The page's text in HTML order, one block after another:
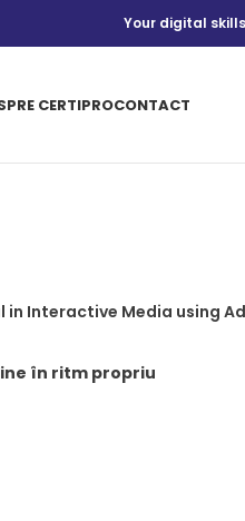
Your digital
CERTIPROCONTACT
Interactive Media using
în ritm propriu